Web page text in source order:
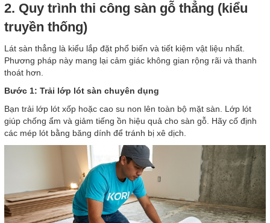
2. Quy trình thi công sàn gỗ thẳng (kiểu
truyền thống)
Lát sàn thẳng là kiểu lắp đặt phổ biến và tiết kiệm vật liệu nhất.
Phương pháp này mang lại cảm giác không gian rộng rãi và thanh
thoát hơn.
Bước 1: Trải lớp lót sàn chuyên dụng
Bạn trải lớp lót xốp hoặc cao su non lên toàn bộ mặt sàn. Lớp lót
giúp chống ẩm và giảm tiếng ồn hiệu quả cho sàn gỗ. Hãy cố định
các mép lót bằng băng dính để tránh bị xê dịch.